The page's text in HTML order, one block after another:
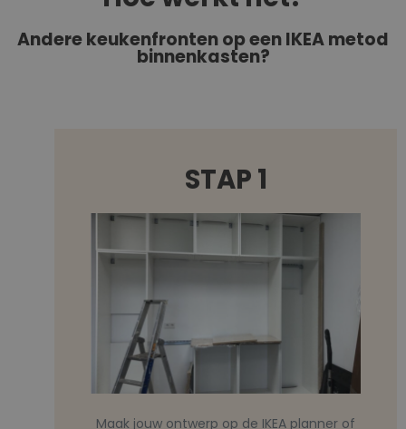
Andere keukenfronten op een IKEA metod
binnenkasten?
STAP 1
Maak jouw ontwerp op de IKEA planner of